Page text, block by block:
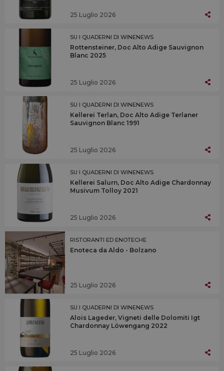
25 Luglio 2026
SU I QUADERNI DI WINENEWS
Rottensteiner, Doc Alto Adige Sauvignon
Blanc 2025
25 Luglio 2026
SU I QUADERNI DI WINENEWS
Kellerei Terlan, Doc Alto Adige Terlaner
Sauvignon Blanc 1991
25 Luglio 2026
SU I QUADERNI DI WINENEWS
Kellerei Salurn, Doc Alto Adige Chardonnay
Musivum Tolloy 2021
25 Luglio 2026
RISTORANTI ED ENOTECHE
Enoteca da Aldo - Bolzano
25 Luglio 2026
SU I QUADERNI DI WINENEWS
Alois Lageder, Vigneti delle Dolomiti Igt
Chardonnay Löwengang 2022
25 Luglio 2026